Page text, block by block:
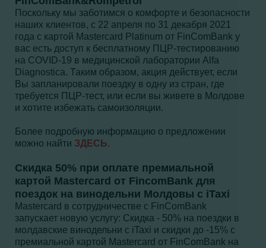
Поскольку мы заботимся о комфорте и безопасности
наших клиентов, с 22 апреля по 31 декабря 2021
года с картой Mastercard Platinum от FinComBank у
вас есть доступ к бесплатному ПЦР-тестированию
на COVID-19 в медицинской лаборатории Alfa
Diagnostica. Таким образом, акция действует, если
Вы запланировали поездку в одну из стран, где
требуется ПЦР-тест, или если вы живете в Молдове
и хотите избежать самоизоляции.
Более подробную информацию о предложении
можно найти ЗДЕСЬ.
Скидка 50% при оплате премиальной
картой Mastercard от FincomBank для
поездок на винодельни Молдовы с iTaxi
Mastercard в сотрудничестве с FinComBank
запускает новую услугу: Скидка - 50% на поездки в
молдавские винодельни с iTaxi и скидки до -15% с
премиальной картой Mastercard от FinComBank на